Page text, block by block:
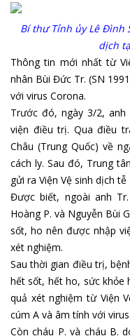
Bí thư Tỉnh ủy Lê Đình
dịch
Thông tin mới nhất từ
nhân Bùi Đức Tr. (SN
với virus Corona.
Trước đó, ngày 3/2,
viện điều trị. Qua điều
Châu (Trung Quốc) về
cách ly. Sau đó, Trung
gửi ra Viện Vệ sinh dịch
Được biết, ngoài anh
Hoàng P. và Nguyễn Bùi
sốt, ho nên được nhập
xét nghiệm.
Sau thời gian điều trị,
hết sốt, hết ho, sức khỏe
quả xét nghiệm từ Viện
cúm A và âm tính với
Còn cháu P. và cháu B.